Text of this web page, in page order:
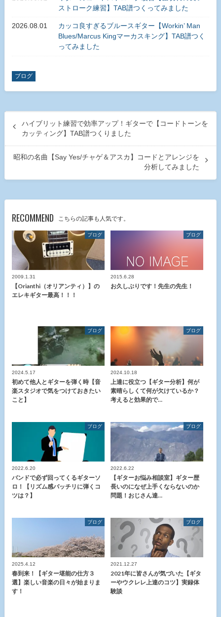
ストローク練習】TAB譜つくってみました
2026.08.01
カッコ良すぎるブルースギター【Workin’ Man
Blues/Marcus Kingマーカスキング】TAB譜つく
ってみました
ブログ
ハイブリット練習で効率アップ！ギターで【コードトーンを
カッティング】TAB譜つくりました
昭和の名曲【Say Yes/チャゲ＆アスカ】コードとアレンジを
分析してみました
RECOMMEND こちらの記事も人気です。
ブログ
2009.1.31
【Orianthi（オリアンティ）】の
エレキギター最高！！！
ブログ
2015.6.28
お久しぶりです！先生の先生！
ブログ
2024.5.17
初めて他人とギターを弾く時【音
楽スタジオで気をつけておきたい
こと】
ブログ
2024.10.18
上達に役立つ【ギター分析】何が
素晴らしくて何が欠けているか？
考えると効果的で…
ブログ
2022.6.20
バンドで必ず回ってくるギターソ
ロ！【リズム感バッチリに弾くコ
ツは？】
ブログ
2022.6.22
【ギターお悩み相談室】ギター歴
長いのになぜ上手くならないのか
問題！おじさん達…
ブログ
2025.4.12
春到来！【ギター堪能の仕方３
選】楽しい音楽の日々が始まりま
す！
ブログ
2021.12.27
2021年に皆さんが気づいた【ギタ
ーやウクレレ上達のコツ】実録体
験談